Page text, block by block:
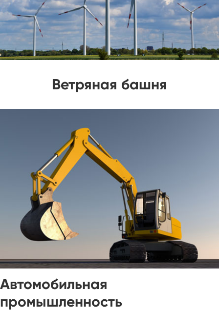
Ветряная башня
Автомобильная
промышленность